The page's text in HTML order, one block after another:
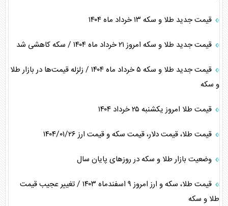
قیمت جدید طلا و سکه ۱۳ خرداد ماه ۱۴۰۴
قیمت جدید طلا و سکه امروز ۲۱ خرداد ماه ۱۴۰۴ / سکه کاهشی شد
قیمت جدید طلا و سکه ۵ خرداد ماه ۱۴۰۴ / زلزله قیمت‌ها در بازار طلا
و سکه
قیمت طلا امروز یکشنبه ۲۵ خرداد ۱۴۰۴
قیمت طلا، قیمت دلار، قیمت سکه و قیمت ارز ۱۴۰۴/۰۱/۲۶
وضعیت بازار طلا و سکه در روز‌های پایان سال
قیمت طلا، سکه و ارز امروز ۹ اسفندماه ۱۴۰۳ / تغییر عجیب قیمت
طلا و سکه